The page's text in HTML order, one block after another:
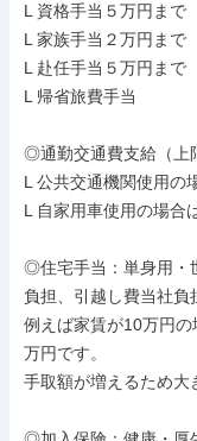
L 資格手当５万円まで
L 家族手当２万円まで
L 赴任手当５万円まで
L 帰省旅費手当
◎通勤交通費支給（上
L 公共交通機関使用の
L 自家用車使用の場合
◎住宅手当：単身用・
負担、引越し費当社負
例えば家賃が10万円
万円です。
手取額が増えるため大